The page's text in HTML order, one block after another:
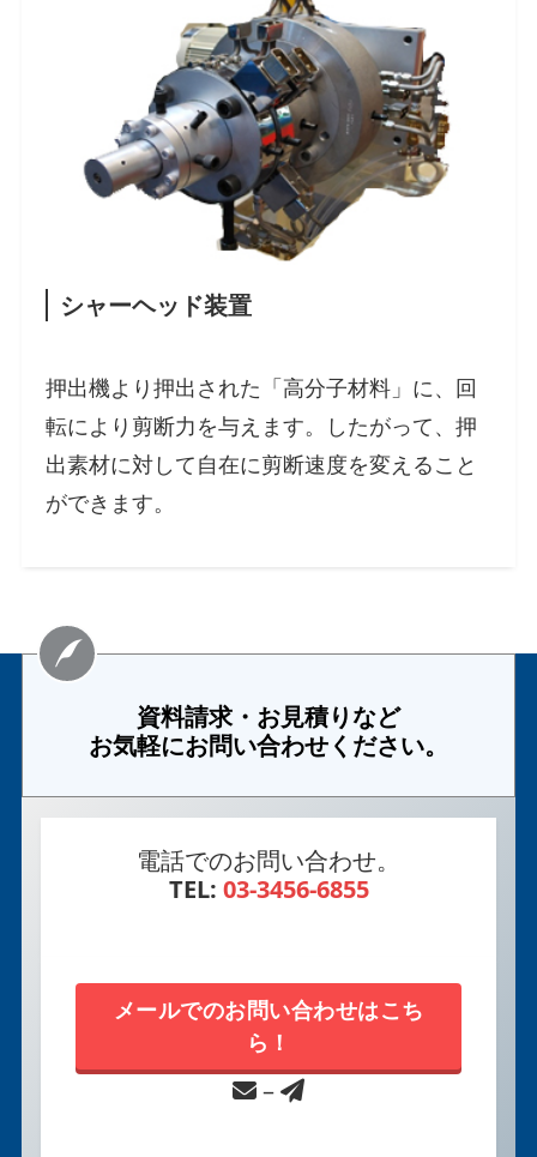
シャーヘッド装置
押出機より押出された「高分子材料」に、回
転により剪断力を与えます。したがって、押
出素材に対して自在に剪断速度を変えること
ができます。
資料請求・お見積りなど
お気軽にお問い合わせください。
電話でのお問い合わせ。
TEL: 03-3456-6855
メールでのお問い合わせはこち
ら！
–